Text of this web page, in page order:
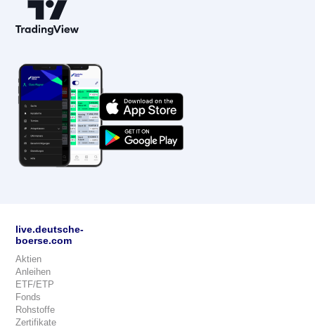
live.deutsche-
boerse.com
Aktien
Anleihen
ETF/ETP
Fonds
Rohstoffe
Zertifikate